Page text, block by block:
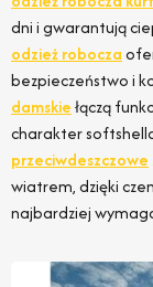
dni i gwarantują
odzież robocza
bezpieczeństwo i
damskiełączą
charakter softshella
przeciwdeszczowe
wiatrem, dzięki
najbardziej